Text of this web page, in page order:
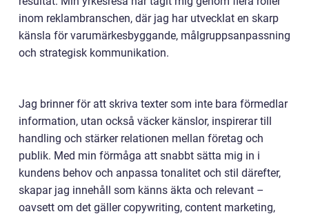
inom reklambranschen, där jag har utvecklat en skarp
känsla för varumärkesbyggande, målgruppsanpassning
och strategisk kommunikation.
Jag brinner för att skriva texter som inte bara förmedlar
information, utan också väcker känslor, inspirerar till
handling och stärker relationen mellan företag och
publik. Med min förmåga att snabbt sätta mig in i
kundens behov och anpassa tonalitet och stil därefter,
skapar jag innehåll som känns äkta och relevant –
oavsett om det gäller copywriting, content marketing,